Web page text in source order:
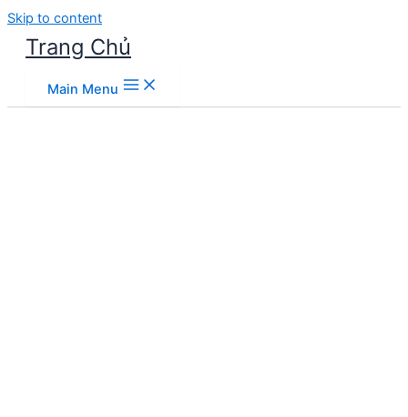
Skip to content
Trang Chủ
Main Menu